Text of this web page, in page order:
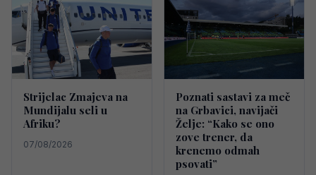
Strijelac Zmajeva na
Mundijalu seli u
Afriku?
07/08/2026
Poznati sastavi za meč
na Grbavici, navijači
Želje: “Kako se ono
zove trener, da
krenemo odmah
psovati”